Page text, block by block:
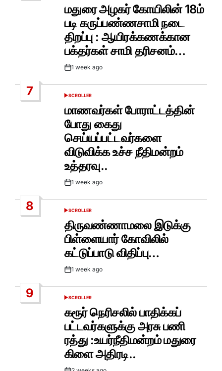
மதுரை அழகர் கோயிலின் 18ம்
படி கருப்பண்ணசாமி நடை
திறப்பு : ஆயிரக்கணக்கான
பக்தர்கள் சாமி தரிசனம்…
Post1 week ago
7
POSTED
SCROLLER
மாணவர்கள் போராட்டத்தின்
போது கைது
செய்யப்பட்டவர்களை
விடுவிக்க உச்ச நீதிமன்றம்
உத்தரவு..
Post1 week ago
8
POSTED
SCROLLER
திருவண்ணாமலை இடுக்கு
பிள்ளையார் கோவிலில்
கட்டுப்பாடு விதிப்பு…
Post1 week ago
9
POSTED
SCROLLER
கரூர் நெரிசலில் பாதிக்கப்
பட்டவர்களுக்கு அரசு பணி
ரத்து :உயர்நீதிமன்றம் மதுரை
கிளை அதிரடி..